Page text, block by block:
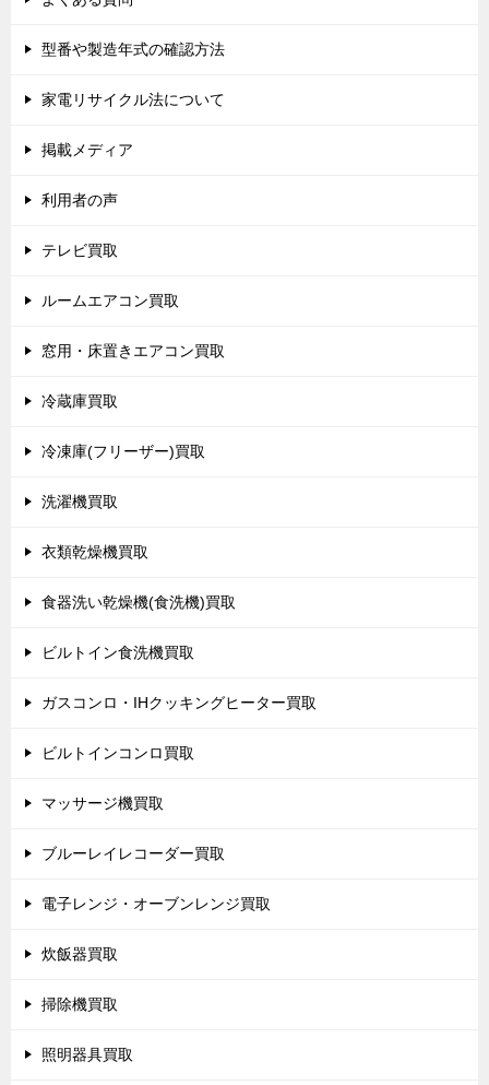
型番や製造年式の確認方法
家電リサイクル法について
掲載メディア
利用者の声
テレビ買取
ルームエアコン買取
窓用・床置きエアコン買取
冷蔵庫買取
冷凍庫(フリーザー)買取
洗濯機買取
衣類乾燥機買取
食器洗い乾燥機(食洗機)買取
ビルトイン食洗機買取
ガスコンロ・IHクッキングヒーター買取
ビルトインコンロ買取
マッサージ機買取
ブルーレイレコーダー買取
電子レンジ・オーブンレンジ買取
炊飯器買取
掃除機買取
照明器具買取